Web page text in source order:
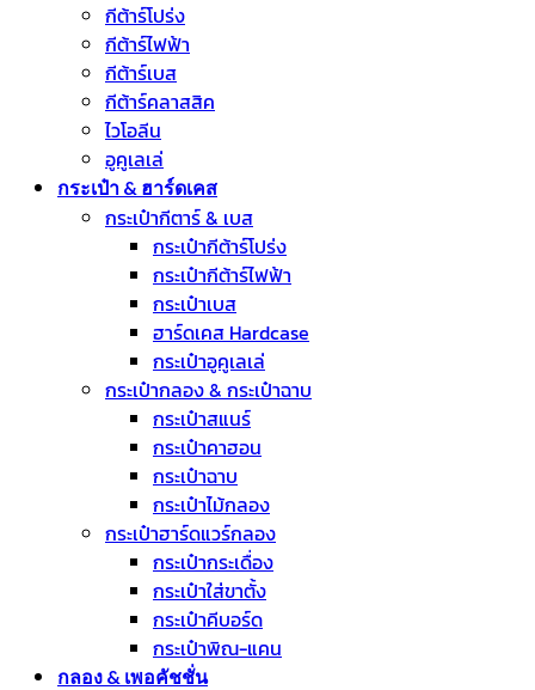
กีต้าร์โปร่ง
กีต้าร์ไฟฟ้า
กีต้าร์เบส
กีต้าร์คลาสสิค
ไวโอลีน
อูคูเลเล่
กระเป๋า & ฮาร์ดเคส
กระเป๋ากีตาร์ & เบส
กระเป๋ากีต้าร์โปร่ง
กระเป๋ากีต้าร์ไฟฟ้า
กระเป๋าเบส
ฮาร์ดเคส Hardcase
กระเป๋าอูคูเลเล่
กระเป๋ากลอง & กระเป๋าฉาบ
กระเป๋าสแนร์
กระเป๋าคาฮอน
กระเป๋าฉาบ
กระเป๋าไม้กลอง
กระเป๋าฮาร์ดแวร์กลอง
กระเป๋ากระเดื่อง
กระเป๋าใส่ขาตั้ง
กระเป๋าคีบอร์ด
กระเป๋าพิณ-แคน
กลอง & เพอคัชชั่น